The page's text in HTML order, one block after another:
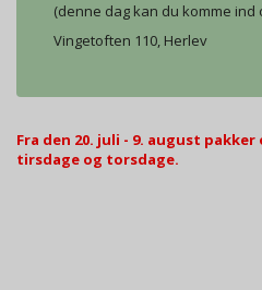
(denne dag kan du komme ind
Vingetoften 110, Herlev
Fra den 20. juli - 9. august
tirsdage og torsdage.